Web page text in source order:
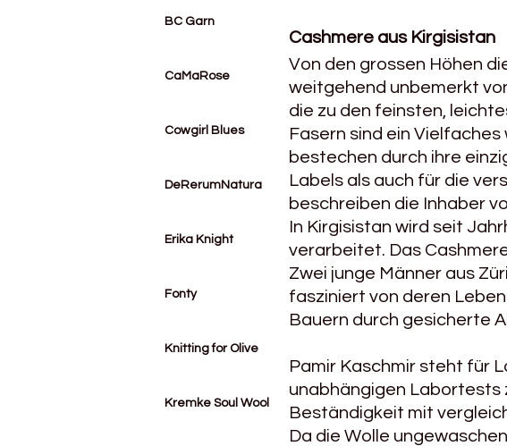
BC Garn
CaMaRose
Cowgirl Blues
DeRerumNatura
Erika Knight
Fonty
Knitting for Olive
Kremke Soul Wool
Cashmere aus Kirgisistan
Von den grossen Höhen
weitgehend unbemerkt
die zu den feinsten,
Fasern sind ein
bestechen durch ihre
Labels als auch für die
beschreiben die Inhaber
In Kirgisistan wird seit
verarbeitet. Das
Zwei junge Männer aus
fasziniert von deren
Bauern durch gesicherte
Pamir Kaschmir steht für
unabhängigen Labortests
Beständigkeit mit
Da die Wolle